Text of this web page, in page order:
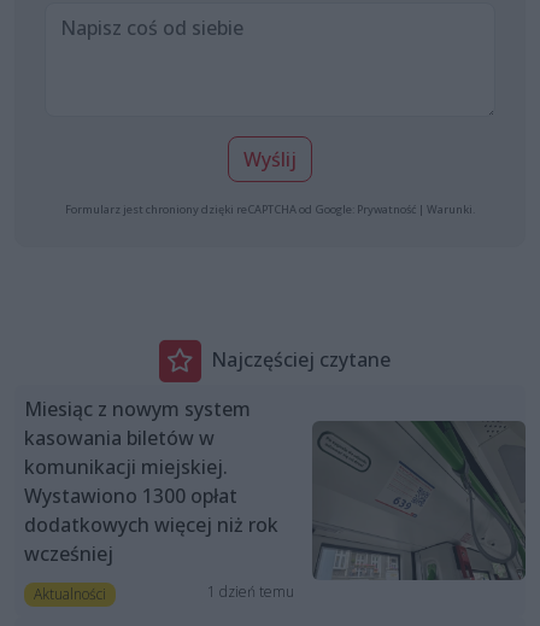
Wyślij
Formularz jest chroniony dzięki reCAPTCHA od Google: Prywatność | Warunki
Najczęściej czytane
Miesiąc z nowym system
kasowania biletów w
komunikacji miejskiej.
Wystawiono 1300 opłat
dodatkowych więcej niż rok
wcześniej
Aktualności 1 dzień temu